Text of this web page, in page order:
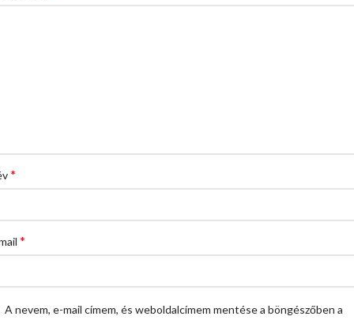
*
*
A nevem, e-mail címem, és weboldalcímem mentése a böngészőben a